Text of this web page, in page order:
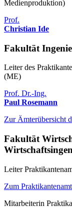
Medienproduktion)
Prof.
Christian Ide
Fakultät
Leiter des
(ME)
Prof. Dr.-Ing.
Paul Rosemann
Zur Ämterübersicht
Fakultät
Leiter
Zum
Mitarbeiterin